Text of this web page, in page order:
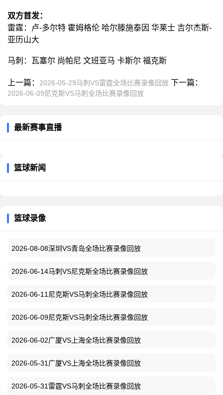
双方首发：
雷霆：卢-多尔特 霍姆格伦 哈尔滕施泰因 华莱士 吉尔杰斯-
亚历山大
马刺：瓦塞尔 尚帕尼 文班亚马 卡斯尔 福克斯
上一篇： 2026-05-29马刺VS雷霆全场比赛录像回放 下一篇：
2026-06-09尼克斯VS马刺全场比赛录像回放
最新赛事直播
篮球新闻
篮球录像
2026-08-08深圳VS青岛全场比赛录像回放
2026-06-14马刺VS尼克斯全场比赛录像回放
2026-06-11尼克斯VS马刺全场比赛录像回放
2026-06-09尼克斯VS马刺全场比赛录像回放
2026-06-02广厦VS上海全场比赛录像回放
2026-05-31广厦VS上海全场比赛录像回放
2026-05-31雷霆VS马刺全场比赛录像回放